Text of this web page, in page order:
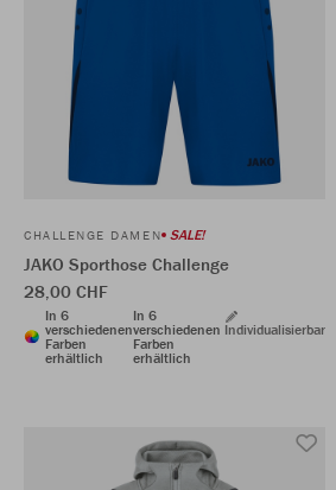
CHALLENGE DAMEN SALE!
JAKO Sporthose Challenge
28,00 CHF
In 6
verschiedenen
Farben
erhältlich
In 6
verschiedenen
Farben
erhältlich
Individualisierbar